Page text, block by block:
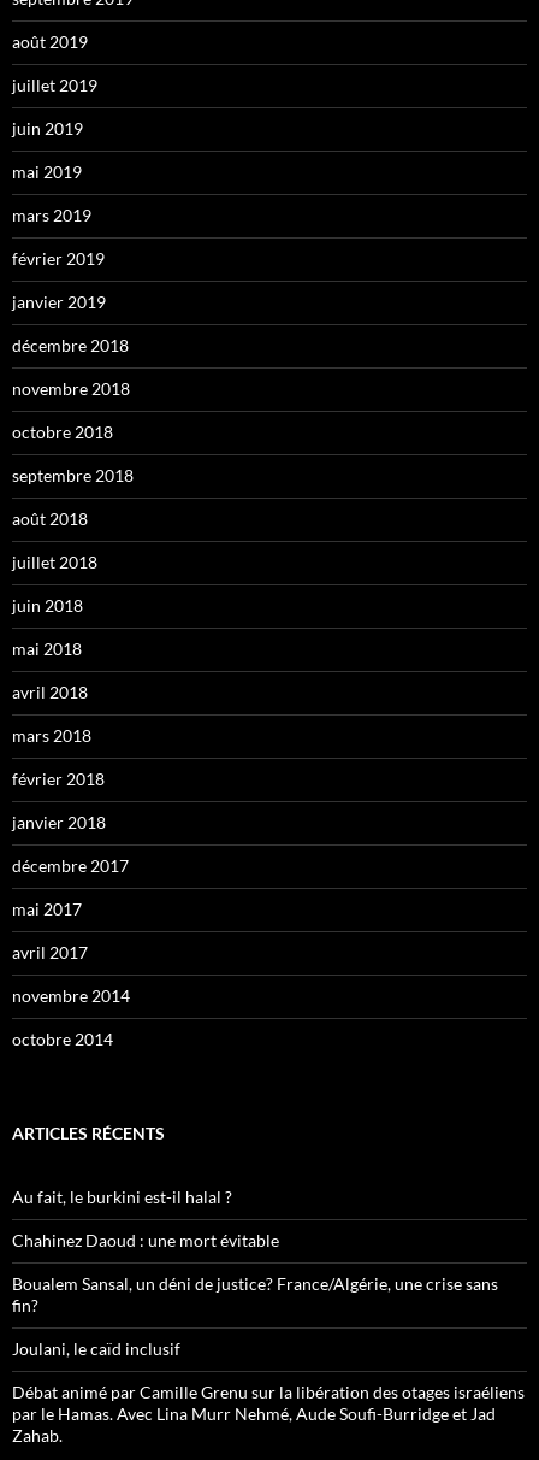
août 2019
juillet 2019
juin 2019
mai 2019
mars 2019
février 2019
janvier 2019
décembre 2018
novembre 2018
octobre 2018
septembre 2018
août 2018
juillet 2018
juin 2018
mai 2018
avril 2018
mars 2018
février 2018
janvier 2018
décembre 2017
mai 2017
avril 2017
novembre 2014
octobre 2014
ARTICLES RÉCENTS
Au fait, le burkini est-il halal ?
Chahinez Daoud : une mort évitable
Boualem Sansal, un déni de justice? France/Algérie, une crise sans
fin?
Joulani, le caïd inclusif
Débat animé par Camille Grenu sur la libération des otages israéliens
par le Hamas. Avec Lina Murr Nehmé, Aude Soufi-Burridge et Jad
Zahab.